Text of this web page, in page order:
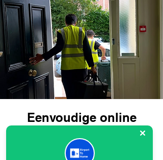
Eenvoudige online
internationale Heathrow